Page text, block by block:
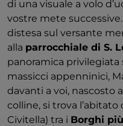
di una visuale a volo
vostre mete successive.
distesa sul versante
alla parrocchiale di S.
panoramica
massicci appenninici,
davanti a voi, nascosto
colline, si trova l’abitato
Civitella) tra i Borghi